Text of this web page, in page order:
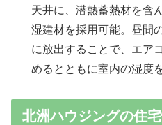
天井に、潜熱蓄熱材を含
湿建材を採用可能。昼間
に放出することで、エア
めるとともに室内の湿度
北洲ハウジングの住